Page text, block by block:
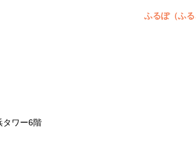
ふるぽ（ふ
ワー6階